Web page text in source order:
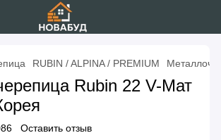
RUBIN / ALPINA / PREMIUM
Rubin 22 V-Мат
Оставить отзыв